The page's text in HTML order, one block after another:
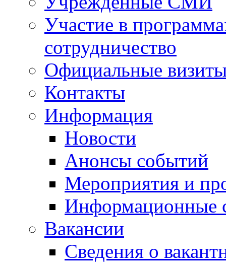
Участие в
сотрудничество
Официальные
Контакты
Информация
Новости
Анонсы событий
Мероприятия и
Информационные
Вакансии
Сведения о